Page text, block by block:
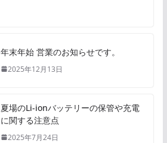
年末年始 営業のお知らせです。
2025年12月13日
夏場のLi-ionバッテリーの保管や充電
に関する注意点
2025年7月24日